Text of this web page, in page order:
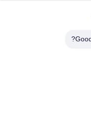
Customized